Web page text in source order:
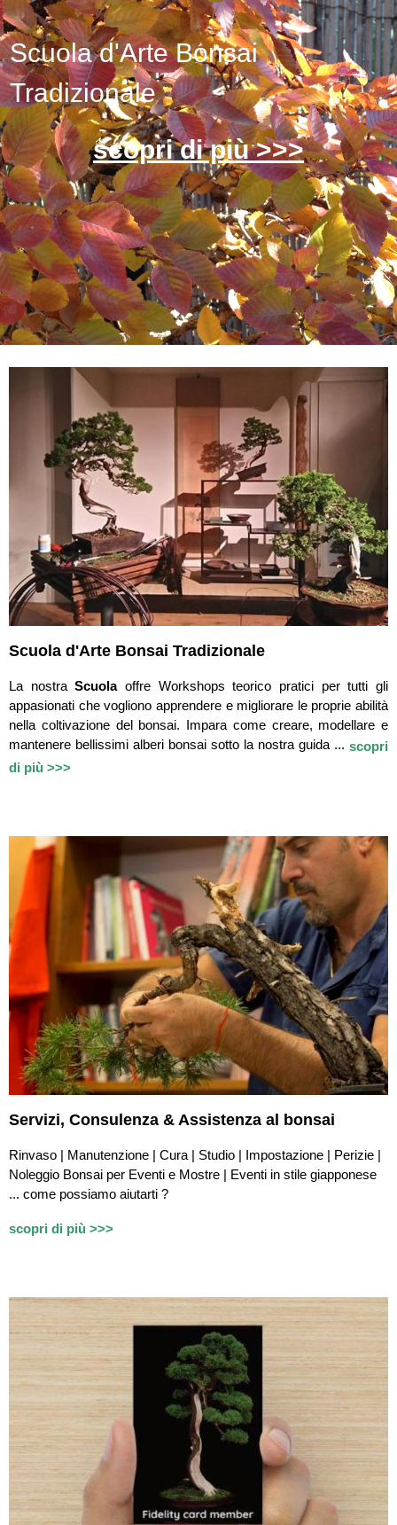
Scuola d'Arte Bonsai
Tradizionale
scopri di più >>>
Scuola d'Arte Bonsai Tradizionale
La nostraScuolaoffre Workshops teorico pratici per tutti gli
appasionati che vogliono apprendere e migliorare le proprie abilità
nella coltivazione del bonsai. Impara come creare, modellare e
mantenere bellissimi alberi bonsai sotto la nostra guida ... scopri
di più >>>
Servizi, Consulenza & Assistenza al bonsai
Rinvaso | Manutenzione | Cura | Studio | Impostazione | Perizie |
Noleggio Bonsai per Eventi e Mostre | Eventi in stile giapponese
... come possiamo aiutarti ?
scopri di più >>>